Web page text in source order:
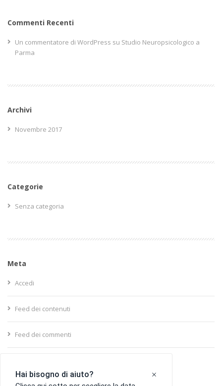
Commenti Recenti
Un commentatore di WordPress su Studio Neuropsicologico a
Parma
Archivi
Novembre 2017
Categorie
Senza categoria
Meta
Accedi
Feed dei contenuti
Feed dei commenti